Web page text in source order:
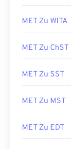
MET Zu WITA
MET Zu ChST
MET Zu SST
MET Zu MST
MET Zu EDT